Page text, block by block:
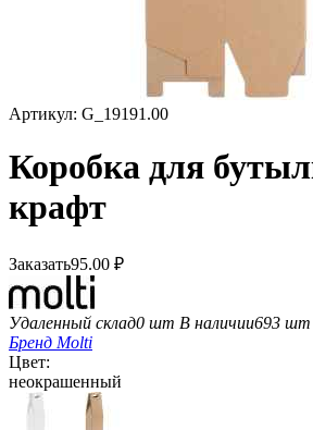
Артикул: G_19191.00
Коробка для
крафт
Заказать95.00 ₽
Удаленный склад0 шт В наличии693 шт
Бренд Molti
Цвет:
неокрашенный